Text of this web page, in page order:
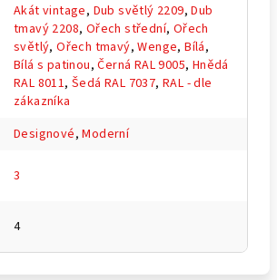
Akát vintage, Dub světlý 2209,Dub
tmavý 2208, Ořech střední, Ořech
světlý,Ořech tmavý,Wenge,Bílá,
Bílá s patinou,Černá RAL 9005, Hnědá
RAL 8011,Šedá RAL 7037,RAL - dle
zákazníka
Designové,Moderní
3
4